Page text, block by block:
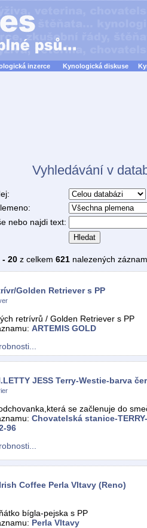
inzerce Kynologická diskuse
Vyhledávání v
nebo najdi text:
Hledat
- 20 z celkem 621 nalezených
Golden Retriever s PP
retrívrů / Golden Retriever s PP
ARTEMIS GOLD
JESS Terry-Westie-barva
se začlenuje do
Chovatelská stanice-
96
Coffee Perla Vltavy (Reno)
bígla-pejska s PP
Perla Vltavy